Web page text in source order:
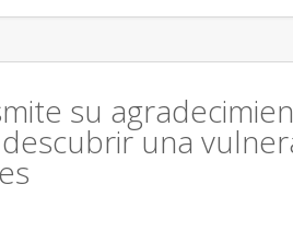
su
una